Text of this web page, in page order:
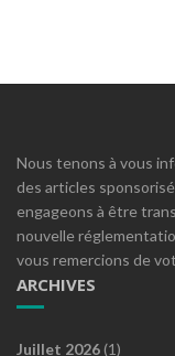
Nous tenons à vous
des articles
engageons à être
nouvelle
vous remercions de
ARCHIVES
Juillet 2026 (1)